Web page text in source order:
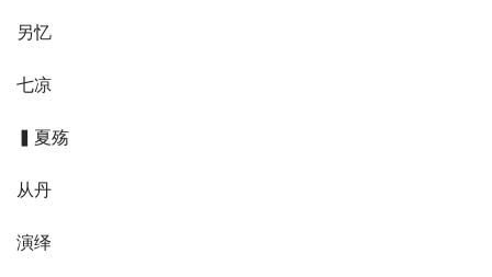
另忆
七凉
▍夏殇
从丹
演绎